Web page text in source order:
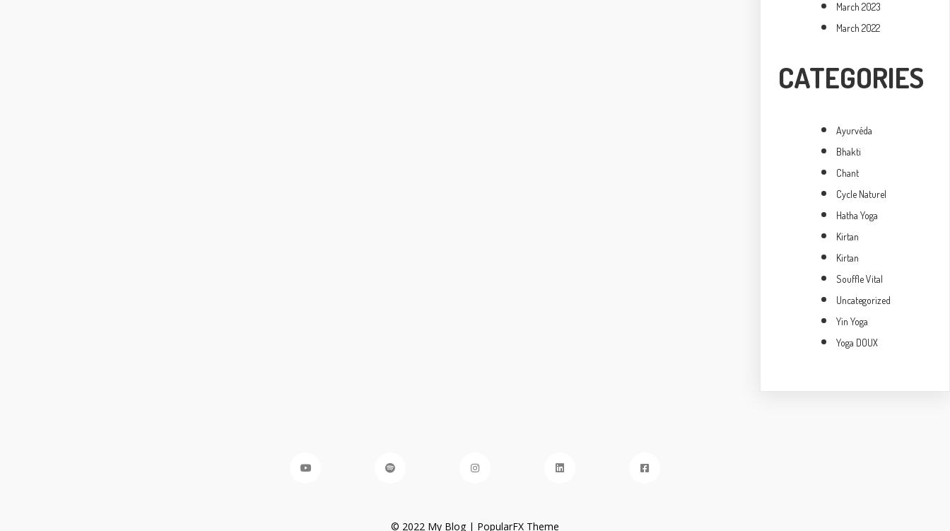
March 2023
March 2022
CATEGORIES
Ayurvéda
Bhakti
Chant
Cycle Naturel
Hatha Yoga
Kirtan
Kirtan
Souffle Vital
Uncategorized
Yin Yoga
Yoga DOUX
© 2022 My Blog | PopularFX Theme